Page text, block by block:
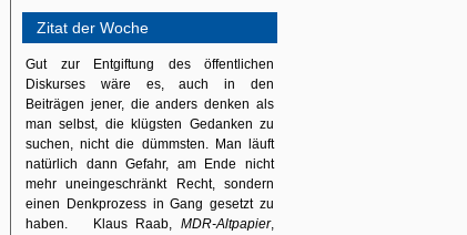
Zitat der Woche
Gut zur Entgiftung des öffentlichen
Diskurses wäre es, auch in den
Beiträgen jener, die anders denken als
man selbst, die klügsten Gedanken zu
suchen, nicht die dümmsten. Man läuft
natürlich dann Gefahr, am Ende nicht
mehr uneingeschränkt Recht, sondern
einen Denkprozess in Gang gesetzt zu
haben. Klaus Raab, MDR-Altpapier,